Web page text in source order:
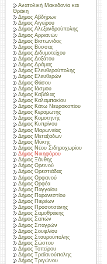
Ανατολική Μακεδονία και
Θράκη
Δήμος Αβδήρων
Δήμος Αιγείρου
Δήμος Αλεξανδρούπολης
Δήμος Αρριανών
Δήμος Βιστωνίδος
Δήμος Βύσσας
Δήμος Διδυμοτείχου
Δήμος Δοξάτου
Δήμος Δράμας
Δήμος Ελευθερούπολης
Δήμος Ελευθερών
Δήμος Θάσου
Δήμος Ιάσμου
Δήμος Καβάλας
Δήμος Καλαμπακίου
Δήμος Κάτω Νευροκοπίου
Δήμος Κεραμωτής
Δήμος Κομοτηνής
Δήμος Κυπρίνου
Δήμος Μαρωνείας
Δήμος Μεταξάδων
Δήμος Μύκης
Δήμος Νέου Σιδηροχωρίου
Δήμος Νικηφόρου
Δήμος Ξάνθης
Δήμος Ορεινού
Δήμος Ορεστιάδας
Δήμος Ορφανού
Δήμος Ορφέα
Δήμος Παγγαίου
Δήμος Παρανεστίου
Δήμος Πιερέων
Δήμος Προσοτσάνης
Δήμος Σαμοθράκης
Δήμος Σαπών
Δήμος Σιταγρών
Δήμος Σουφλίου
Δήμος Σταυρούπολης
Δήμος Σώστου
Δήμος Τοπείρου
Δήμος Τραϊανούπολης
Δήμος Τριγώνου